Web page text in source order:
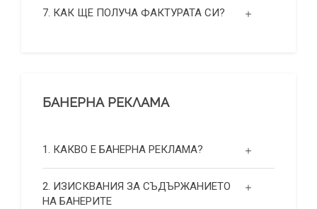
7. КАК ЩЕ ПОЛУЧА ФАКТУРАТА СИ?
БАНЕРНА РЕКЛАМА
1. КАКВО Е БАНЕРНА РЕКЛАМА?
2. ИЗИСКВАНИЯ ЗА СЪДЪРЖАНИЕТО
НА БАНЕРИТЕ